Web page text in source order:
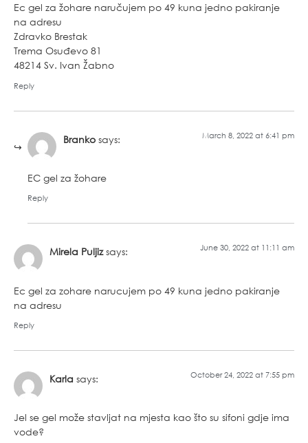
Ec gel za žohare naručujem po 49 kuna jedno pakiranje
na adresu
Zdravko Brestak
Trema Osuđevo 81
48214 Sv. Ivan Žabno
Reply
Branko says: March 8, 2022 at 6:41 pm
EC gel za žohare
Reply
Mirela Puljiz says: June 30, 2022 at 11:11 am
Ec gel za zohare narucujem po 49 kuna jedno pakiranje
na adresu
Reply
Karla says: October 24, 2022 at 7:55 pm
Jel se gel može stavljat na mjesta kao što su sifoni gdje ima
vode?